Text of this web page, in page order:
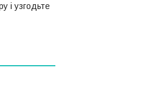
і узгодьте